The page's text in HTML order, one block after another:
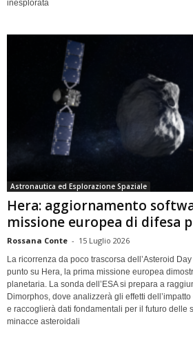
inesplorata
Astronautica ed Esplorazione Spaziale
Hera: aggiornamento
missione europea di difesa
Rossana Conte - 15 Luglio 2026
La ricorrenza da poco trascorsa dell’Asteroid Day
punto su Hera, la prima missione europea
planetaria. La sonda dell’ESA si prepara a
Dimorphos, dove analizzerà gli effetti
e raccoglierà dati fondamentali per il futuro delle
minacce asteroidali